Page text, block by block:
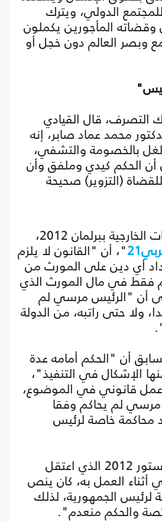
الدولي، ويترك
وقضاته المأجورين يكملون
وبصر العالم دون خجل أو
التصرف، قال القيادي
محمد عماد صابر، إنه
بالخصومة والتشفي،
أن الحكم كيدي وملفق وأن
(التزوير) صحيحة
عضو لجنة العلاقات الخارجية ببرلمان 2012،
"، أن "القانون لا يلزم
أي دين على المورث من
فقط في مال المورث الذي
أن "الرئيس مرسي لم
ولا حتى راتبه، من الدولة
أن "الحكم أمامه عدة
الإشكال في التنفيذ"،
عمل قانوني في الموضوع،
مرسي لم يحاكم وفقا
محاكمة خاصة لرئيس
وأكد صابر، أن "دستور 2012 الذي اعتقل
العمل به، كان ينص
الجمهورية، لذلك
والحكم منعدم".